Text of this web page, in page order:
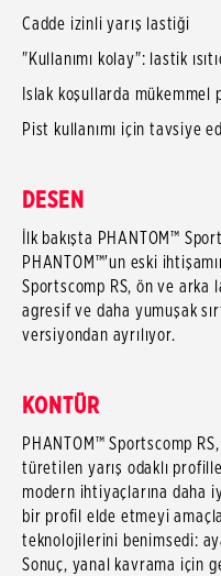
Cadde izinli yarış lastiği
"Kullanımı kolay": lastik
Islak koşullarda mükemmel
Pist kullanımı için tavsiye
DESEN
İlk bakışta PHANTOM™
PHANTOM™'un eski
Sportscomp RS, ön ve arka
agresif ve daha yumuşak
versiyondan ayrılıyor.
KONTÜR
PHANTOM™ Sportscomp
türetilen yarış odaklı
modern ihtiyaçlarına daha
bir profil elde etmeyi
teknolojilerini benimsedi:
Sonuç, yanal kavrama için